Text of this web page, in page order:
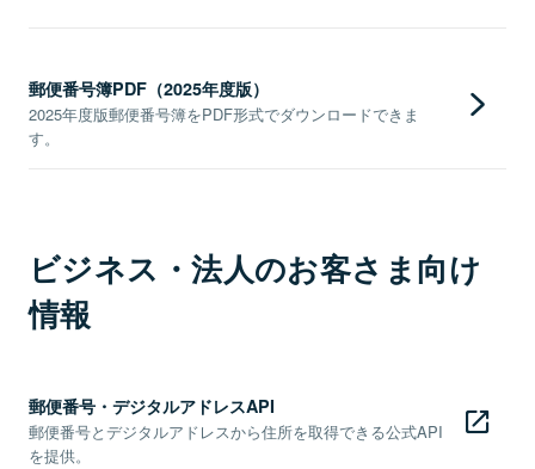
郵便番号簿PDF（2025年度版）
2025年度版郵便番号簿をPDF形式でダウンロードできま
す。
ビジネス・法人のお客さま向け
情報
郵便番号・デジタルアドレスAPI
郵便番号とデジタルアドレスから住所を取得できる公式API
を提供。